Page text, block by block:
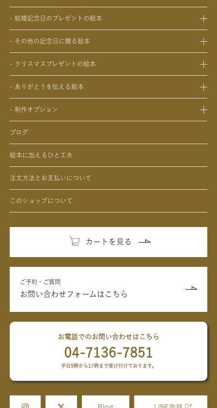
- 結婚祝いの絵本
- 入園・入学／卒園・卒業祝いの絵本
- 還暦祝いの絵本
- 小学生の子供への誕生日プレゼントの絵本
- 20歳の誕生日プレゼントの絵本
- 女性、妻、彼女、女友達への誕生日プレゼントの絵本
- 男性、夫、彼氏、男友達への誕生日プレゼントの絵本
- 結婚記念日のプレゼントの絵本
- 両親への結婚記念日の絵本
- その他の記念日に贈る絵本
- バレンタインデー / ホワイトデーの絵本
- 敬老の日のプレゼントの絵本
- クリスマスプレゼントの絵本
- 中学生、高校生、大学生へのクリスマスプレゼントの絵本
- 女性、彼女、妻、女友達へのクリスマスプレゼントの絵本
- ありがとうを伝える絵本
- 制作オプション
ブログ
絵本に加えるひと工夫
注文方法とお支払いについて
このショップについて
カートを見る
ご予約・ご質問
お問い合わせフォームはこちら
お電話でのお問い合わせはこちら
04-7136-7851
平日9時から17時まで受け付けております。